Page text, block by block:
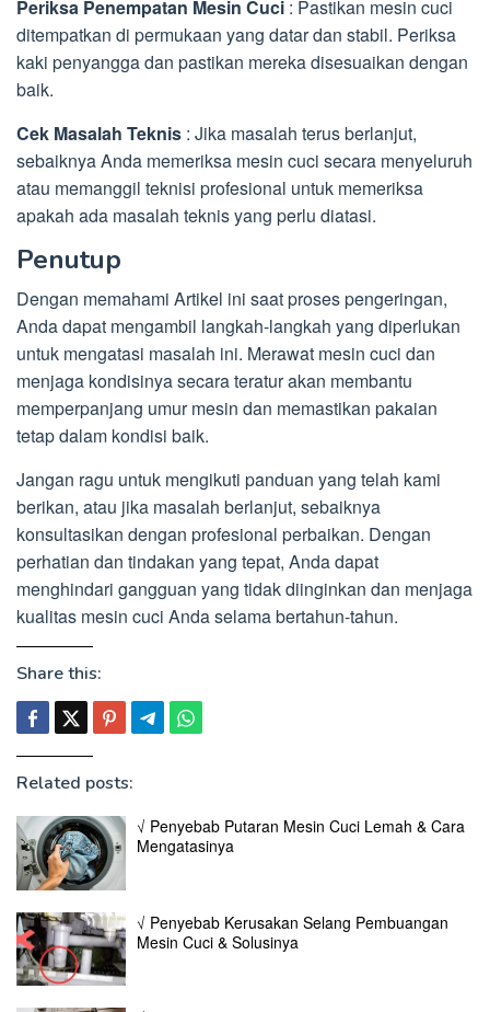
Periksa Penempatan Mesin Cuci : Pastikan mesin cuci
ditempatkan di permukaan yang datar dan stabil. Periksa
kaki penyangga dan pastikan mereka disesuaikan dengan
baik.
Cek Masalah Teknis : Jika masalah terus berlanjut,
sebaiknya Anda memeriksa mesin cuci secara menyeluruh
atau memanggil teknisi profesional untuk memeriksa
apakah ada masalah teknis yang perlu diatasi.
Penutup
Dengan memahami Artikel ini saat proses pengeringan,
Anda dapat mengambil langkah-langkah yang diperlukan
untuk mengatasi masalah ini. Merawat mesin cuci dan
menjaga kondisinya secara teratur akan membantu
memperpanjang umur mesin dan memastikan pakaian
tetap dalam kondisi baik.
Jangan ragu untuk mengikuti panduan yang telah kami
berikan, atau jika masalah berlanjut, sebaiknya
konsultasikan dengan profesional perbaikan. Dengan
perhatian dan tindakan yang tepat, Anda dapat
menghindari gangguan yang tidak diinginkan dan menjaga
kualitas mesin cuci Anda selama bertahun-tahun.
Share this:
Related posts:
√ Penyebab Putaran Mesin Cuci Lemah & Cara
Mengatasinya
√ Penyebab Kerusakan Selang Pembuangan
Mesin Cuci & Solusinya